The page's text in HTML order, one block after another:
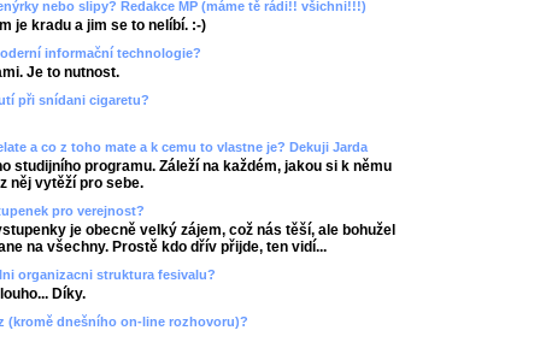
nebo slipy? Redakce MP (máme tě rádi!! všichni!!!)
je kradu a jim se to nelíbí. :-)
informační technologie?
Je to nutnost.
při snídani cigaretu?
a co z toho mate a k cemu to vlastne je? Dekuji Jarda
studijního programu. Záleží na každém, jakou si k němu
něj vytěží pro sebe.
pro verejnost?
je obecně velký zájem, což nás těší, ale bohužel
na všechny. Prostě kdo dřív přijde, ten vidí...
organizacni struktura fesivalu?
Díky.
(kromě dnešního on-line rozhovoru)?